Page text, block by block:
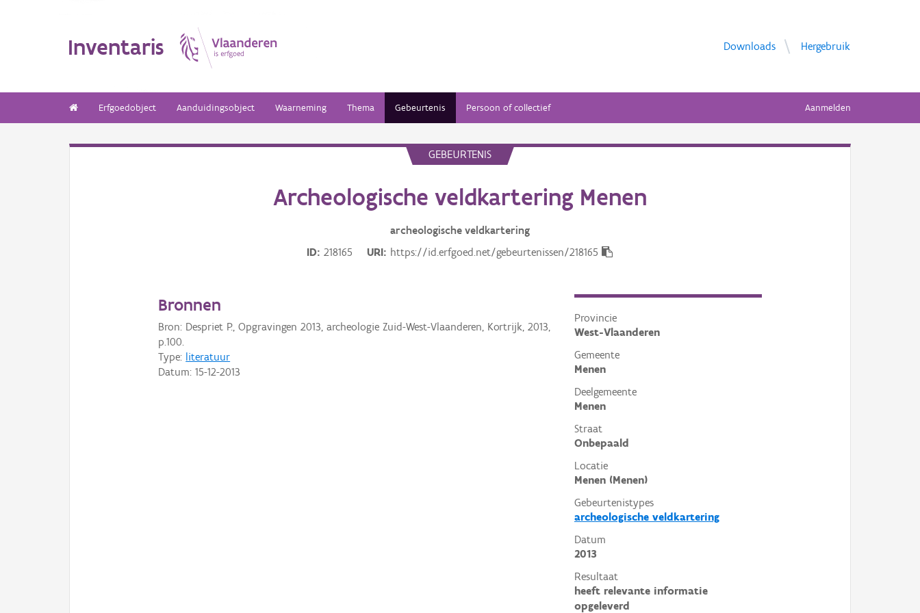
Inventaris Downloads Hergebruik
Erfgoedobject Aanduidingsobject Waarneming Thema Gebeurtenis Persoon of collectief Aanmelden
GEBEURTENIS
Archeologische veldkartering Menen
archeologische veldkartering
ID
218165 URI https://id.erfgoed.net/gebeurtenissen/218165
Provincie
West-Vlaanderen
Gemeente
Menen
Deelgemeente
Menen
Straat
Onbepaald
Locatie
Menen (Menen)
Gebeurtenistypes
archeologische veldkartering
Datum
2013
Resultaat
heeft relevante informatie
opgeleverd
Bronnen
Bron: Despriet P., Opgravingen 2013, archeologie Zuid-West-Vlaanderen, Kortrijk, 2013,
p.100.
Type: literatuur
Datum:15-12-2013